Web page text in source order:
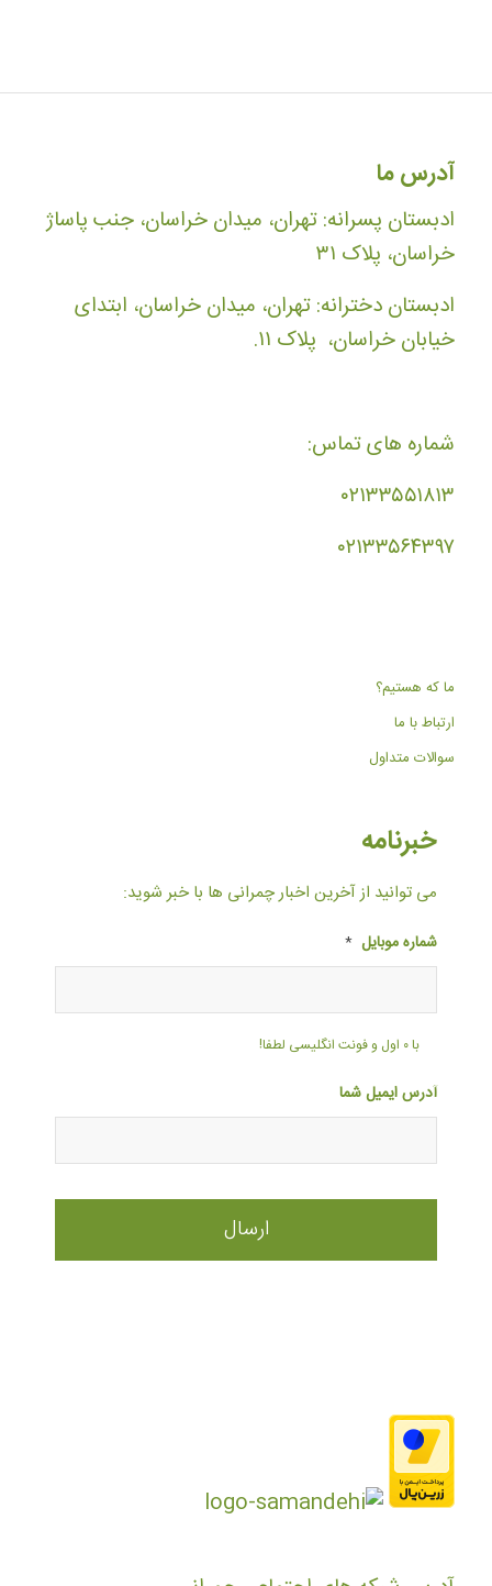
آدرس ما
ادبستان پسرانه: تهران، میدان خراسان، جنب پاساژ
خراسان، پلاک ۳۱
ادبستان دخترانه: تهران، میدان خراسان، ابتدای
خیابان خراسان، پلاک ۱۱.
شماره های تماس:
۰۲۱۳۳۵۵۱۸۱۳
۰۲۱۳۳۵۶۴۳۹۷
ما که هستیم؟
ارتباط با ما
سوالات متداول
خبرنامه
می توانید از آخرین اخبار چمرانی ها با خبر شوید:
شماره موبایل *
با ۰ اول و فونت انگلیسی لطفا!
آدرس ایمیل شما